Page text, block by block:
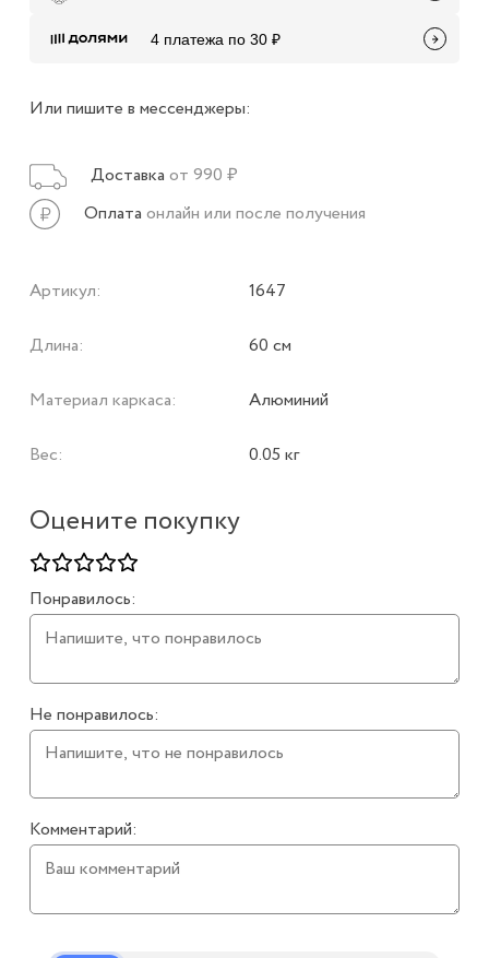
Оцените покупку
Понравилось:
Не понравилось:
Комментарий:
4 платежа по 30 ₽
Или пишите в мессенджеры:
Доставка от 990 ₽
Оплата онлайн или после получения
Артикул: 1647
Длина: 60 см
Материал каркаса: Алюминий
Вес: 0.05 кг